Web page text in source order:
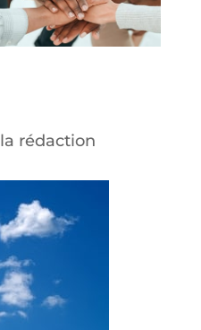
la rédaction